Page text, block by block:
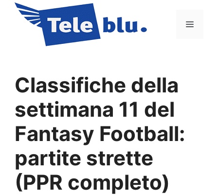
contenuto
Menu
Classifiche della
settimana 11 del
Fantasy Football:
partite strette
(PPR completo)